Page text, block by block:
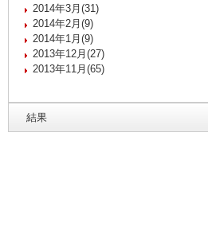
2014年3月(31)
2014年2月(9)
2014年1月(9)
2013年12月(27)
2013年11月(65)
結果